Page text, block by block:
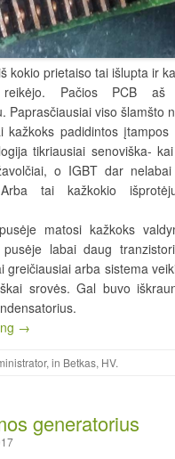
kokio prietaiso tai išlupta ir
Pačios PCB aš
Paprasčiausiai viso šlamšto
kažkoks padidintos įtampos
tikriausiai senoviška-
o IGBT dar
tai kažkokio
matosi kažkoks
labai daug
greičiausiai arba sistema
srovės. Gal buvo
→
, in Betkas, HV.
generatorius